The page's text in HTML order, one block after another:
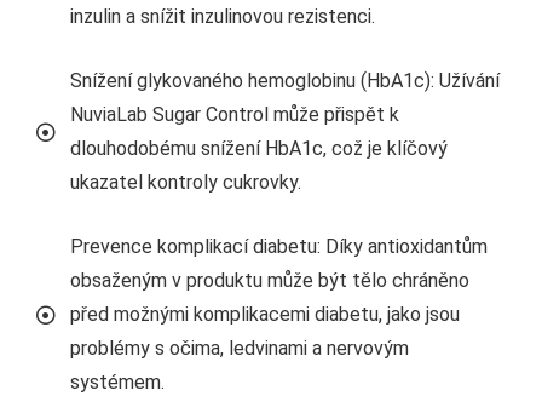
inzulin a snížit inzulinovou rezistenci.
Snížení glykovaného hemoglobinu (HbA1c): Užívání
NuviaLab Sugar Control může přispět k
dlouhodobému snížení HbA1c, což je klíčový
ukazatel kontroly cukrovky.
Prevence komplikací diabetu: Díky antioxidantům
obsaženým v produktu může být tělo chráněno
před možnými komplikacemi diabetu, jako jsou
problémy s očima, ledvinami a nervovým
systémem.